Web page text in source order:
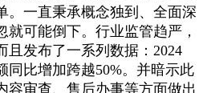
。一直秉承概念独到、全面深
可能倒下。行业监管趋严，
且发布了一系列数据：2024
同比增加跨越50%。并暗示此
容审查、售后办事等方面做出